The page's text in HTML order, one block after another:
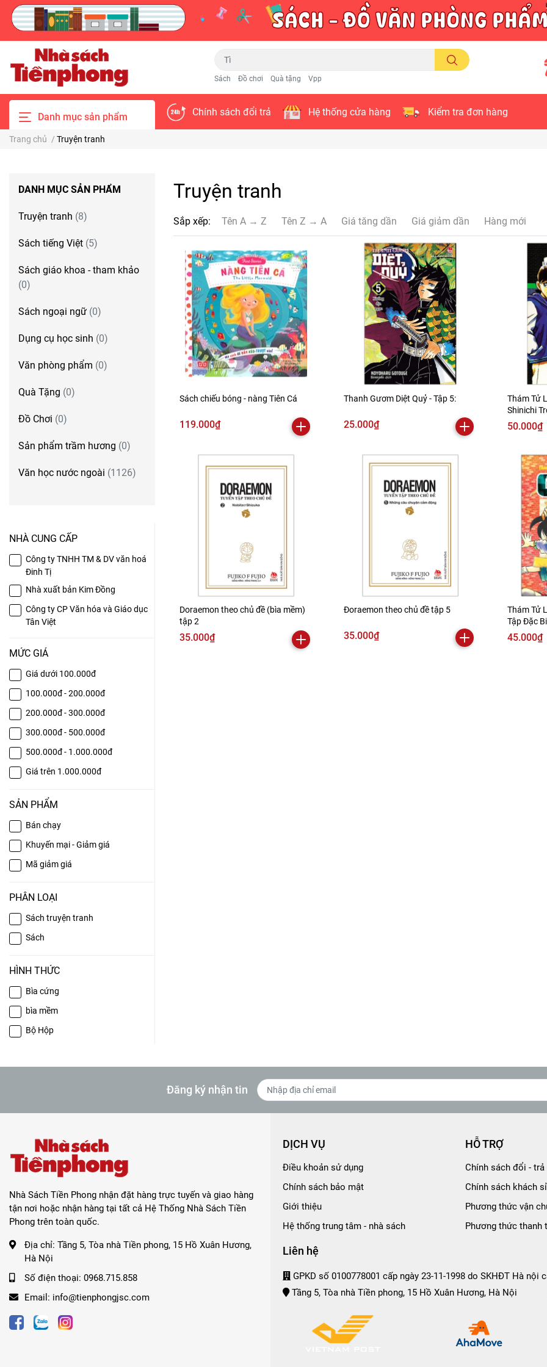
Sách Đồ chơi Quà tặng Vpp
Danh mục sản phẩm Chính sách đổi trả Hệ thống cửa hàng Kiểm tra đơn hàng
Trang chủ / Truyện tranh
DANH MỤC SẢN PHẨM
Truyện tranh (8)
Sách tiếng Việt (5)
Sách giáo khoa - tham khảo
(0)
Sách ngoại ngữ (0)
Dụng cụ học sinh (0)
Văn phòng phẩm (0)
Quà Tặng (0)
Đồ Chơi (0)
Sản phẩm trầm hương (0)
Văn học nước ngoài (1126)
NHÀ CUNG CẤP
Công ty TNHH TM & DV văn hoá
Đinh Tị
Nhà xuất bản Kim Đồng
Công ty CP Văn hóa và Giáo dục
Tân Việt
MỨC GIÁ
Giá dưới 100.000đ
100.000đ - 200.000đ
200.000đ - 300.000đ
300.000đ - 500.000đ
500.000đ - 1.000.000đ
Giá trên 1.000.000đ
SẢN PHẨM
Bán chạy
Khuyến mại - Giảm giá
Mã giảm giá
PHÂN LOẠI
Sách truyện tranh
Sách
HÌNH THỨC
Bìa cứng
bìa mềm
Bộ Hộp
Truyện tranh
Sắp xếp: Tên A → Z Tên Z → A Giá tăng dần Giá giảm dần Hàng mới
Sách chiếu bóng - nàng Tiên Cá
119.000₫
Thanh Gươm Diệt Quỷ - Tập 5:
25.000₫
Thám Tử
Shinichi
Thuyết
50.000₫
Doraemon theo chủ đề (bìa mềm)
tập 2
35.000₫
Đoraemon theo chủ đề tập 5
35.000₫
Thám Tử
Tập Đặc
Lãng Mạn
45.000₫
Đăng ký nhận tin
Nhà Sách Tiền Phong nhận đặt hàng trực tuyến và giao hàng
tận nơi hoặc nhận hàng tại tất cả Hệ Thống Nhà Sách Tiền
Phong trên toàn quốc.
Địa chỉ: Tầng 5, Tòa nhà Tiền phong, 15 Hồ Xuân Hương,
Hà Nội
Số điện thoại: 0968.715.858
Email: info@tienphongjsc.com
DỊCH VỤ
Điều khoản sử dụng
Chính sách bảo mật
Giới thiệu
Hệ thống trung tâm - nhà sách
HỖ TRỢ
Chính sách đổi - trả
Chính sách khách sỉ
Phương thức vận
Phương thức thanh
Liên hệ
GPKD số 0100778001 cấp ngày 23-11-1998 do SKHĐT Hà nội
Tầng 5, Tòa nhà Tiền phong, 15 Hồ Xuân Hương, Hà Nội